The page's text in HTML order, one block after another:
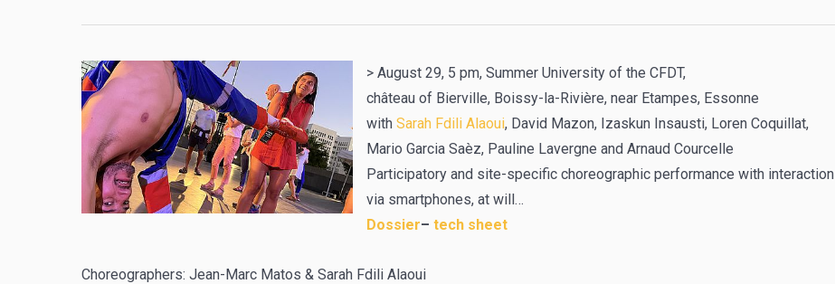
> August 29, 5 pm, Summer University of the CFDT,
château of Bierville, Boissy-la-Rivière, near Etampes, Essonne
with Sarah Fdili Alaoui, David Mazon, Izaskun Insausti, Loren Coquillat,
Mario Garcia Saèz, Pauline Lavergne and Arnaud Courcelle
Participatory and site-specific choreographic performance with interaction
via smartphones, at will…
Dossier– tech sheet
Choreographers: Jean-Marc Matos & Sarah Fdili Alaoui